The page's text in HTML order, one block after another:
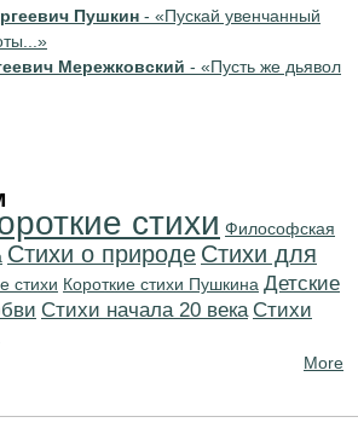
Пушкин - «Пускай увенчанный
Мережковский - «Пусть же дьявол
стихи Философская
Стихи о природе Стихи для
стихи Короткие стихи Пушкина Детские
Cтихи начала 20 века Cтихи
More